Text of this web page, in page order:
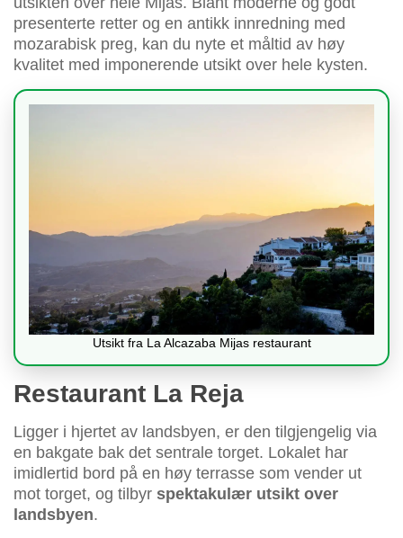
presenterte retter og en antikk innredning med
mozarabisk preg, kan du nyte et måltid av høy
kvalitet med imponerende utsikt over hele kysten.
Utsikt fra La Alcazaba Mijas restaurant
Restaurant La Reja
Ligger i hjertet av landsbyen, er den tilgjengelig via
en bakgate bak det sentrale torget. Lokalet har
imidlertid bord på en høy terrasse som vender ut
mot torget, og tilbyr spektakulær utsikt over
landsbyen.